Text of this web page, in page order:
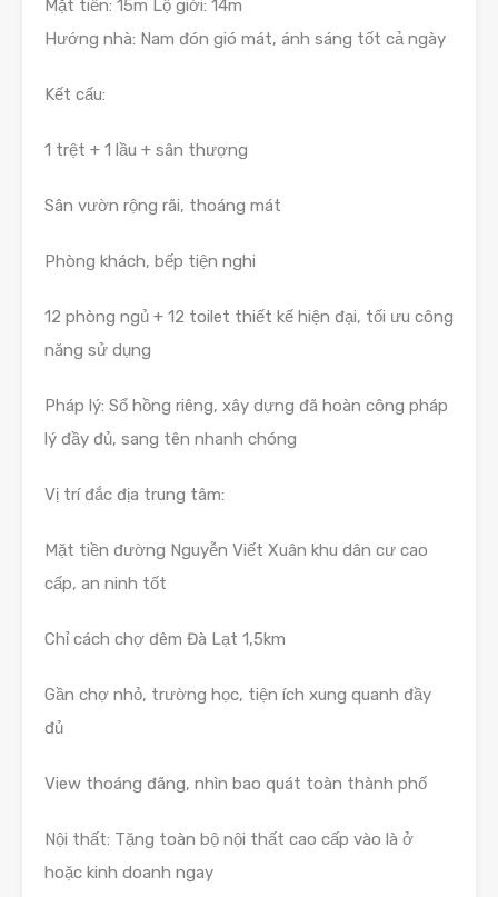
Mặt tiền: 15m Lộ giới: 14m
Hướng nhà: Nam đón gió mát, ánh sáng tốt cả ngày
Kết cấu:
1 trệt + 1 lầu + sân thượng
Sân vườn rộng rãi, thoáng mát
Phòng khách, bếp tiện nghi
12 phòng ngủ + 12 toilet thiết kế hiện đại, tối ưu công
năng sử dụng
Pháp lý: Sổ hồng riêng, xây dựng đã hoàn công pháp
lý đầy đủ, sang tên nhanh chóng
Vị trí đắc địa trung tâm:
Mặt tiền đường Nguyễn Viết Xuân khu dân cư cao
cấp, an ninh tốt
Chỉ cách chợ đêm Đà Lạt 1,5km
Gần chợ nhỏ, trường học, tiện ích xung quanh đầy
đủ
View thoáng đãng, nhìn bao quát toàn thành phố
Nội thất: Tặng toàn bộ nội thất cao cấp vào là ở
hoặc kinh doanh ngay